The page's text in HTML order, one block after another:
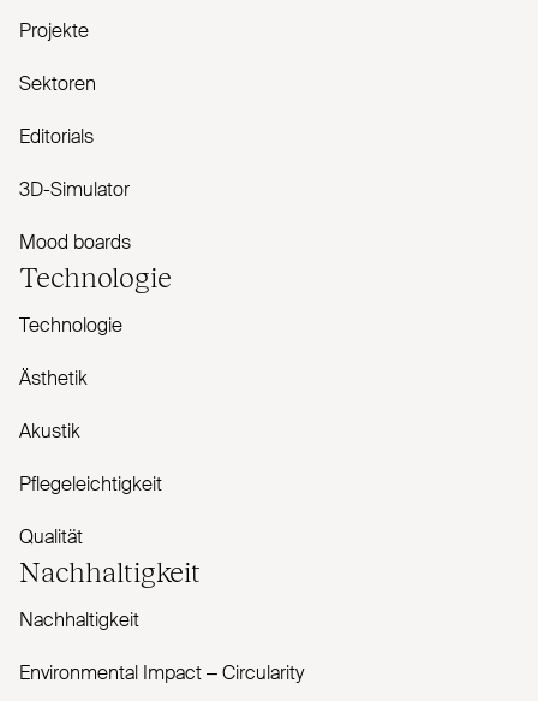
Projekte
Sektoren
Editorials
3D-Simulator
Mood boards
Technologie
Technologie
Ästhetik
Akustik
Pflegeleichtigkeit
Qualität
Nachhaltigkeit
Nachhaltigkeit
Envi­ronmental Impact – Cir­cularity